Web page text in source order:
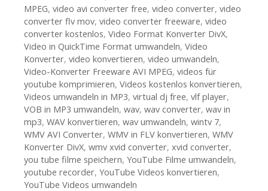
MPEG, video avi converter free, video converter, video
converter flv mov, video converter freeware, video
converter kostenlos, Video Format Konverter DivX,
Video in QuickTime Format umwandeln, Video
Konverter, video konvertieren, video umwandeln,
Video-Konverter Freeware AVI MPEG, videos für
youtube komprimieren, Videos kostenlos konvertieren,
Videos umwandeln in MP3, virtual dj free, vlf player,
VOB in MP3 umwandeln, wav, wav converter, wav in
mp3, WAV konvertieren, wav umwandeln, wintv 7,
WMV AVI Converter, WMV in FLV konvertieren, WMV
Konverter DivX, wmv xvid converter, xvid converter,
you tube filme speichern, YouTube Filme umwandeln,
youtube recorder, YouTube Videos konvertieren,
YouTube Videos umwandeln